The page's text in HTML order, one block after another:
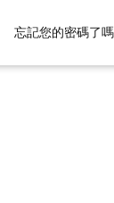
忘記您的密碼了